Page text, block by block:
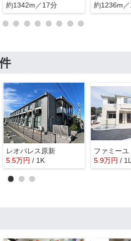
約1342m／17分
約1236m
レオパレス原新
5.5万円 / 1K
ファミーユ
5.9万円 /